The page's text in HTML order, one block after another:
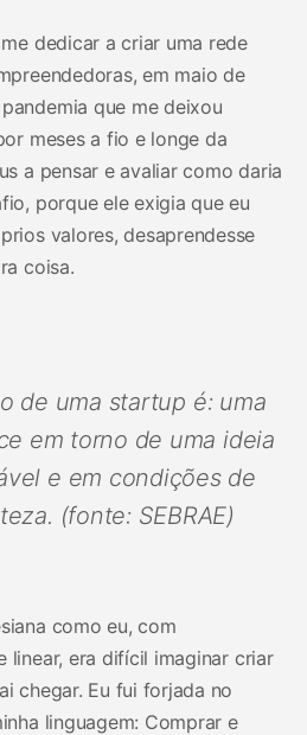
dedicar a criar uma rede
em maio de
que me deixou
meses a fio e longe da
a pensar e avaliar como daria
porque ele exigia que eu
valores, desaprendesse
coisa.
de uma startup é: uma
em torno de uma ideia
e em condições de
(fonte: SEBRAE)
como eu, com
linear, era difícil imaginar criar
chegar. Eu fui forjada no
linguagem: Comprar e